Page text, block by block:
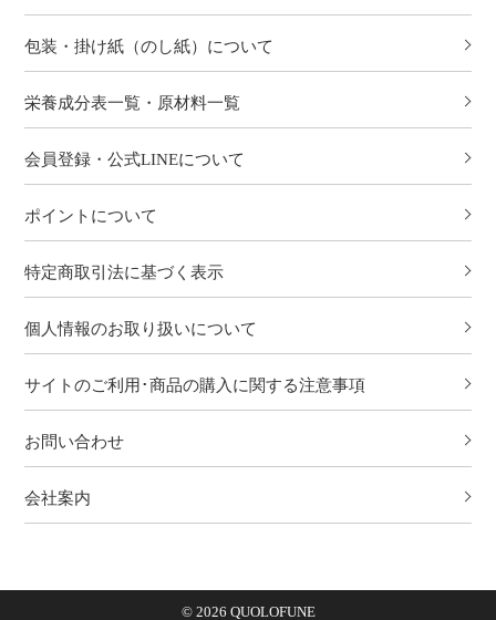
包装・掛け紙（のし紙）について
栄養成分表一覧・原材料一覧
会員登録・公式LINEについて
ポイントについて
特定商取引法に基づく表示
個人情報のお取り扱いについて
サイトのご利用･商品の購入に関する注意事項
お問い合わせ
会社案内
© 2026 QUOLOFUNE